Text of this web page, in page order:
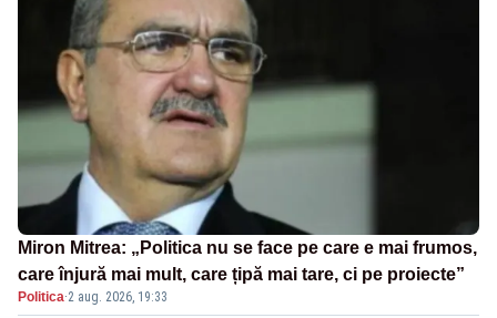
Miron Mitrea: „Politica nu se face pe care e mai frumos,
care înjură mai mult, care țipă mai tare, ci pe proiecte”
Politica·2 aug. 2026, 19:33